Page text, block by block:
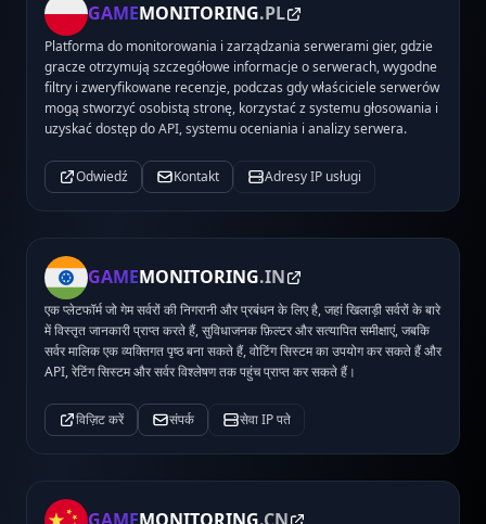
GAMEMONITORING.PL
Platforma do monitorowania i zarządzania serwerami gier, gdzie
gracze otrzymują szczegółowe informacje o serwerach, wygodne
filtry i zweryfikowane recenzje, podczas gdy właściciele serwerów
mogą stworzyć osobistą stronę, korzystać z systemu głosowania i
uzyskać dostęp do API, systemu oceniania i analizy serwera.
Odwiedź Kontakt Adresy IP usługi
GAMEMONITORING.IN
एक प्लेटफॉर्म जो गेम सर्वरों की निगरानी और प्रबंधन के लिए है, जहां खिलाड़ी सर्वरों के बारे
में विस्तृत जानकारी प्राप्त करते हैं, सुविधाजनक फ़िल्टर और सत्यापित समीक्षाएं, जबकि
सर्वर मालिक एक व्यक्तिगत पृष्ठ बना सकते हैं, वोटिंग सिस्टम का उपयोग कर सकते हैं और
API, रेटिंग सिस्टम और सर्वर विश्लेषण तक पहुंच प्राप्त कर सकते हैं।
विज़िट करें संपर्क सेवा IP पते